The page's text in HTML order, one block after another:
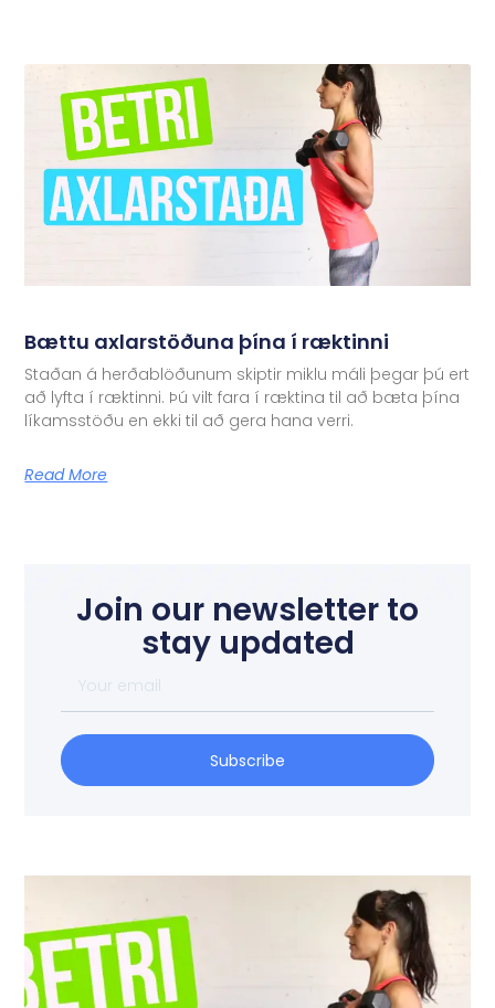
Bættu axlarstöðuna þína í ræktinni
Staðan á herðablöðunum skiptir miklu máli þegar þú ert
að lyfta í ræktinni. Þú vilt fara í ræktina til að bæta þína
líkamsstöðu en ekki til að gera hana verri.
Read More
Join our newsletter to
stay updated
Subscribe